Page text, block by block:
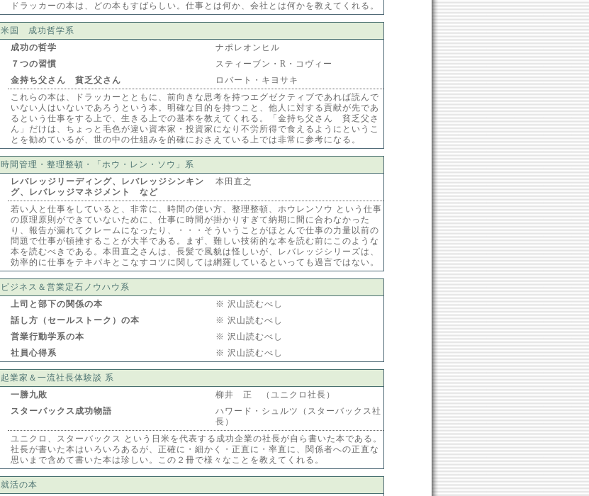
ドラッカーの本は、どの本もすばらしい。仕事とは何か、会社とは何かを教えてくれる。
米国 成功哲学系
成功の哲学
ナポレオンヒル
７つの習慣
スティーブン・R・コヴィー
金持ち父さん 貧乏父さん
ロバート・キヨサキ
これらの本は、ドラッカーとともに、前向きな思考を持つエグゼクティブであれば読んで
いない人はいないであろうという本。明確な目的を持つこと、他人に対する貢献が先であ
るという仕事をする上で、生きる上での基本を教えてくれる。「金持ち父さん 貧乏父さ
ん」だけは、ちょっと毛色が違い資本家・投資家になり不労所得で食えるようにというこ
とを勧めているが、世の中の仕組みを的確におさえている上では非常に参考になる。
時間管理・整理整頓・「ホウ・レン・ソウ」系
レバレッジリーディング、レバレッジシンキン
グ、レバレッジマネジメント など
本田直之
若い人と仕事をしていると、非常に、時間の使い方、整理整頓、ホウレンソウ という仕事
の原理原則ができていないために、仕事に時間が掛かりすぎて納期に間に合わなかった
り、報告が漏れてクレームになったり、・・・そういうことがほとんで仕事の力量以前の
問題で仕事が頓挫することが大半である。まず、難しい技術的な本を読む前にこのような
本を読むべきである。本田直之さんは、長髪で風貌は怪しいが、レバレッジシリーズは、
効率的に仕事をテキパキとこなすコツに関しては網羅しているといっても過言ではない。
ビジネス＆営業定石ノウハウ系
上司と部下の関係の本
※ 沢山読むべし
話し方（セールストーク）の本
※ 沢山読むべし
営業行動学系の本
※ 沢山読むべし
社員心得系
※ 沢山読むべし
起業家＆一流社長体験談 系
一勝九敗
柳井 正 （ユニクロ社長）
スターバックス成功物語
ハワード・シュルツ（スターバックス社
長）
ユニクロ、スターバックス という日米を代表する成功企業の社長が自ら書いた本である。
社長が書いた本はいろいろあるが、正確に・細かく・正直に・率直に、関係者への正直な
思いまで含めて書いた本は珍しい。この２冊で様々なことを教えてくれる。
就活の本